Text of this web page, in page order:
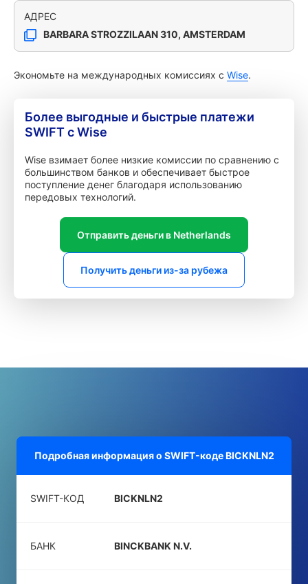
АДРЕС
BARBARA STROZZILAAN 310, AMSTERDAM
Экономьте на международных комиссиях с Wise.
Более выгодные и быстрые платежи
SWIFT с Wise
Wise взимает более низкие комиссии по сравнению с
большинством банков и обеспечивает быстрое
поступление денег благодаря использованию
передовых технологий.
Отправить деньги в Netherlands
Получить деньги из-за рубежа
Подробная информация о SWIFT-кодеBICKNLN2
SWIFT-КОД BICKNLN2
БАНК BINCKBANK N.V.